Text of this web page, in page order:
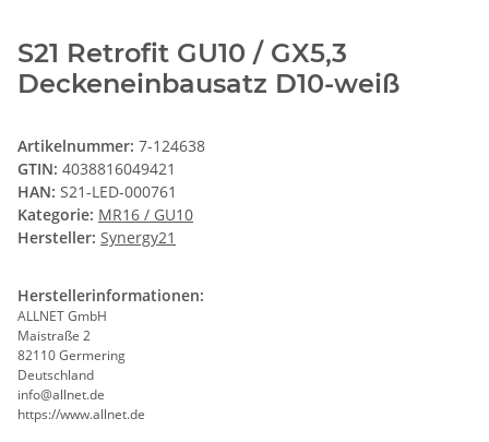
S21 Retrofit GU10 / GX5,3
Deckeneinbausatz D10-weiß
Artikelnummer: 7-124638
GTIN: 4038816049421
HAN: S21-LED-000761
Kategorie: MR16 / GU10
Hersteller: Synergy21
Herstellerinformationen:
ALLNET GmbH
Maistraße 2
82110 Germering
Deutschland
info@allnet.de
https://www.allnet.de